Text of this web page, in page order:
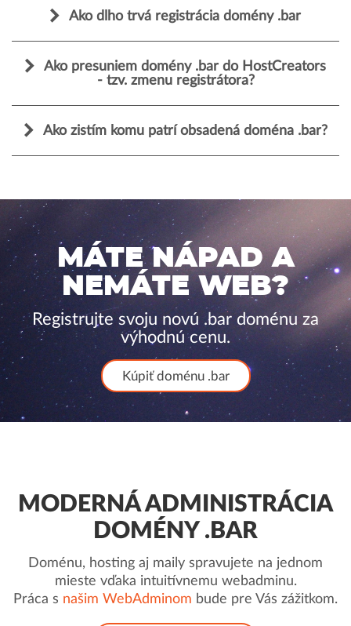
Ako dlho trvá registrácia domény .bar
Ako presuniem domény .bar do HostCreators
- tzv. zmenu registrátora?
Ako zistím komu patrí obsadená doména .bar?
MÁTE NÁPAD A
NEMÁTE WEB?
Registrujte svoju novú .bar doménu za
výhodnú cenu.
Kúpiť doménu .bar
MODERNÁ ADMINISTRÁCIA
DOMÉNY .BAR
Doménu, hosting aj maily spravujete na jednom
mieste vďaka intuitívnemu webadminu.
Práca s našim WebAdminom bude pre Vás zážitkom.